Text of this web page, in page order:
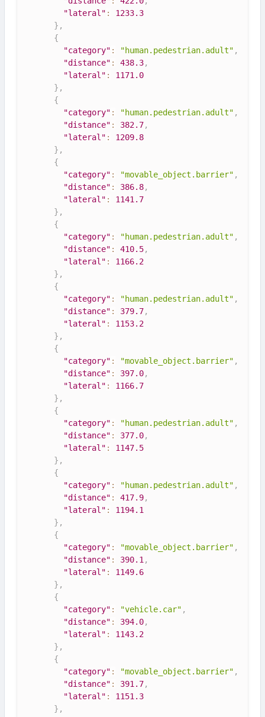
"lateral" :
1233.3
} ,
{
"category" : "human.pedestrian.adult" ,
"distance" : 438.3,
"lateral" :
1171.0
} ,
{
"category" : "human.pedestrian.adult" ,
"distance" : 382.7,
"lateral" :
1209.8
} ,
{
"category" : "movable_object.barrier" ,
"distance" : 386.8,
"lateral" :
1141.7
} ,
{
"category" : "human.pedestrian.adult" ,
"distance" : 410.5,
"lateral" :
1166.2
} ,
{
"category" : "human.pedestrian.adult" ,
"distance" : 379.7,
"lateral" :
1153.2
} ,
{
"category" : "movable_object.barrier" ,
"distance" : 397.0,
"lateral" :
1166.7
} ,
{
"category" : "human.pedestrian.adult" ,
"distance" : 377.0,
"lateral" :
1147.5
} ,
{
"category" : "human.pedestrian.adult" ,
"distance" : 417.9,
"lateral" :
1194.1
} ,
{
"category" : "movable_object.barrier" ,
"distance" : 390.1,
"lateral" :
1149.6
} ,
{
"category" : "vehicle.car" ,
"distance" : 394.0,
"lateral" :
1143.2
} ,
{
"category" : "movable_object.barrier" ,
"distance" : 391.7,
"lateral" :
1151.3
} ,